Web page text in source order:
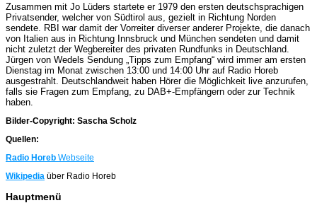
Zusammen mit Jo Lüders startete er 1979 den ersten deutschsprachigen
Privatsender, welcher von Südtirol aus, gezielt in Richtung Norden
sendete. RBI war damit der Vorreiter diverser anderer Projekte, die danach
von Italien aus in Richtung Innsbruck und München sendeten und damit
nicht zuletzt der Wegbereiter des privaten Rundfunks in Deutschland.
Jürgen von Wedels Sendung „Tipps zum Empfang“ wird immer am ersten
Dienstag im Monat zwischen 13:00 und 14:00 Uhr auf Radio Horeb
ausgestrahlt. Deutschlandweit haben Hörer die Möglichkeit live anzurufen,
falls sie Fragen zum Empfang, zu DAB+-Empfängern oder zur Technik
haben.
Bilder-Copyright: Sascha Scholz
Quellen:
Radio Horeb Webseite
Wikipedia über Radio Horeb
Hauptmenü